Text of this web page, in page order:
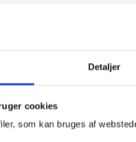
Detaljer
cookies
som kan bruges af
er forbundet med
miljø, faciliteters æstetik,